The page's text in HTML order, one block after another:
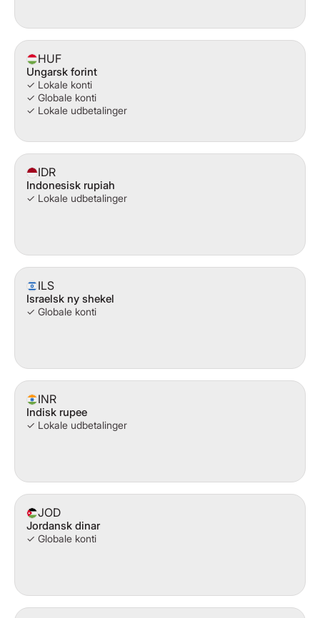
HUF
Ungarsk forint
✓ Lokale konti
✓ Globale konti
✓ Lokale udbetalinger
IDR
Indonesisk rupiah
✓ Lokale udbetalinger
ILS
Israelsk ny shekel
✓ Globale konti
INR
Indisk rupee
✓ Lokale udbetalinger
JOD
Jordansk dinar
✓ Globale konti